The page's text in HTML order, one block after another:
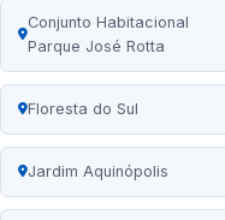
Conjunto Habitacional
Parque José Rotta
Floresta do Sul
Jardim Aquinópolis